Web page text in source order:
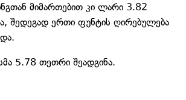
მიმართებით კი ლარი 3.82
შედეგად ერთი ფუნტის ღირებულება
5.78 თეთრი შეადგინა.